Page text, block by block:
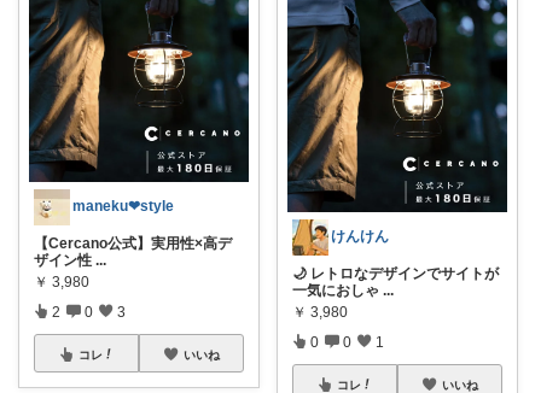
maneku❤︎style
【Cercano公式】実用性×高デ
ザイン性 ...
￥ 3,980
2 0 3
コレ いいね
けんけん
🌙 レトロなデザインでサイトが
一気におしゃ ...
￥ 3,980
0 0 1
コレ いいね